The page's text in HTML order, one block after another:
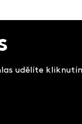
udělíte